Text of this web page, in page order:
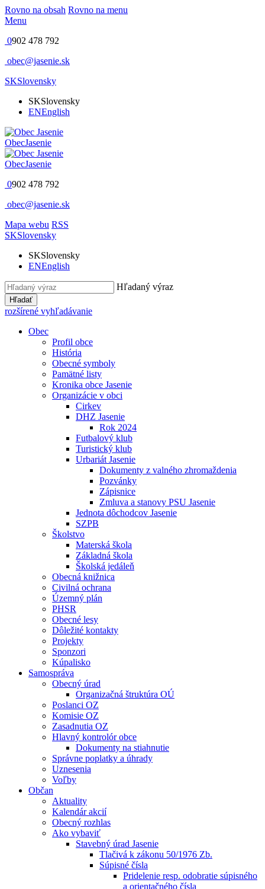
Rovno na obsah Rovno na menu
Menu
0902 478 792
obec@jasenie.sk
SKSlovensky
SKSlovensky
ENEnglish
ObecJasenie
ObecJasenie
0902 478 792
obec@jasenie.sk
Mapa webu RSS
SKSlovensky
SKSlovensky
ENEnglish
Hľadaný výraz
Hľadať
rozšírené vyhľadávanie
Obec
Profil obce
História
Obecné symboly
Pamätné listy
Kronika obce Jasenie
Organizácie v obci
Cirkev
DHZ Jasenie
Rok 2024
Futbalový klub
Turistický klub
Urbariát Jasenie
Dokumenty z valného zhromaždenia
Pozvánky
Zápisnice
Zmluva a stanovy PSU Jasenie
Jednota dôchodcov Jasenie
SZPB
Školstvo
Materská škola
Základná škola
Školská jedáleň
Obecná knižnica
Civilná ochrana
Územný plán
PHSR
Obecné lesy
Dôležité kontakty
Projekty
Sponzori
Kúpalisko
Samospráva
Obecný úrad
Organizačná štruktúra OÚ
Poslanci OZ
Komisie OZ
Zasadnutia OZ
Hlavný kontrolór obce
Dokumenty na stiahnutie
Správne poplatky a úhrady
Uznesenia
Voľby
Občan
Aktuality
Kalendár akcií
Obecný rozhlas
Ako vybaviť
Stavebný úrad Jasenie
Tlačivá k zákonu 50/1976 Zb.
Súpisné čísla
Pridelenie resp. odobratie súpisného
a orientačného čísla